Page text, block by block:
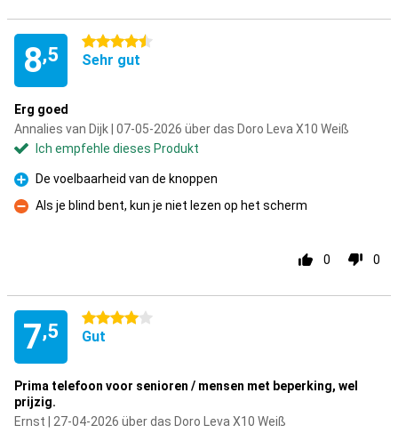
8,5
4.5 Sterne
Sehr gut
Erg goed
Annalies van Dijk | 07-05-2026 über das Doro Leva X10 Weiß
Ich empfehle dieses Produkt
Pro
De voelbaarheid van de knoppen
Kontra
Als je blind bent, kun je niet lezen op het scherm
0 0
7,5
4 Sterne
Gut
Prima telefoon voor senioren / mensen met beperking, wel
prijzig.
Ernst | 27-04-2026 über das Doro Leva X10 Weiß